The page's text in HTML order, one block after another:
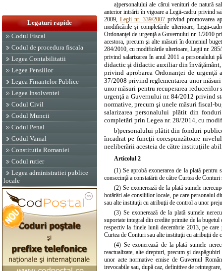
Legaturi rapide
Codul Fiscal
Codul de procedura fiscala
Legea Contabilitatii
Legea Pensiilor
Legea Finantelor Publice
Legea Insolventei
Codul Civil
Codul Muncii
Codul Penal
Codul Vamal
Constitutia Romaniei
Codul rutier
Legea administratiei publice
locale
a)personalului ale cărui venituri de natură
anterior intrării în vigoare a Legii-cadru privind
2009, Legii nr. 339/2007 privind promovarea
modificările şi completările ulterioare, Legii-
Ordonanţei de urgenţă a Guvernului nr. 1/2010
acestora, precum şi alte măsuri în domeniul
284/2010, cu modificările ulterioare, Legii nr.
privind salarizarea în anul 2011 a personalului
didactic şi didactic auxiliar din
privind aprobarea Ordonanţei de urgenţă
37/2008 privind reglementarea unor
unor măsuri pentru recuperarea
urgenţă a Guvernului nr. 84/2012 privind
normative, precum şi unele măsuri fiscal-
salarizarea personalului plătit din
completări prin Legea nr. 28/2014, cu
b)personalului plătit din fonduri
încadrat pe funcţii corespunzătoare
neeliberării acesteia de către instituţiile
Articolul 2
(1) Se aprobă exonerarea de la plată pentru
consecinţă a constatării de către Curtea de
(2) Se exonerează de la plată sumele
hotărâri ale consiliilor locale, pe care personalul
sau alte instituţii cu atribuţii de control a unor
(3) Se exonerează de la plată sumele
suportate integral din credite primite de la
respectiv la finele lunii decembrie 2013, pe care
Curtea de Conturi sau alte instituţii cu atribuţii de
(4) Se exonerează de la plată sumele
reactualizate, alte drepturi, precum şi
unor acte normative emise de Guvernul
irevocabile sau, după caz, definitive de